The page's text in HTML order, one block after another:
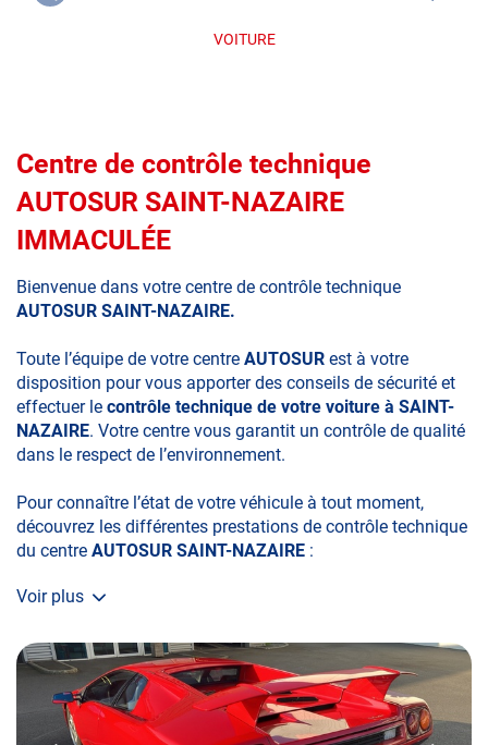
VOITURE
Centre de contrôle technique
AUTOSUR SAINT-NAZAIRE
IMMACULÉE
Bienvenue dans votre centre de contrôle technique
AUTOSUR SAINT-NAZAIRE.
Toute l’équipe de votre centre AUTOSUR est à votre
disposition pour vous apporter des conseils de sécurité et
effectuer le contrôle technique de votre voiture à SAINT-
NAZAIRE. Votre centre vous garantit un contrôle de qualité
dans le respect de l’environnement.
Pour connaître l’état de votre véhicule à tout moment,
découvrez les différentes prestations de contrôle technique
du centre AUTOSUR SAINT-NAZAIRE :
• le contrôle technique obligatoire
• la contre-visite
• le contrôle pollution
Voir plus